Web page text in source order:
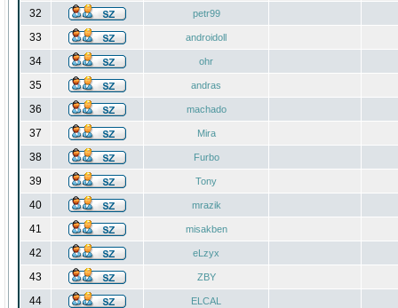
32 petr99
33 androidoll
34 ohr
35 andras
36 machado
37 Mira
38 Furbo
39 Tony
40 mrazik
41 misakben
42 eLzyx
43 ZBY
44 ELCAL